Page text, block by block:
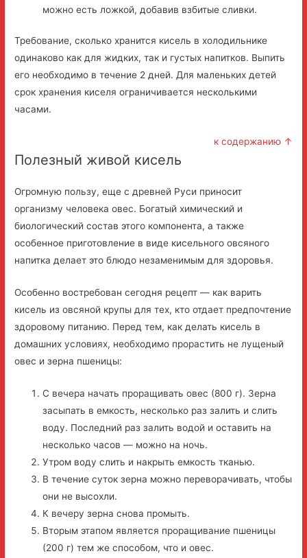
можно есть ложкой, добавив взбитые сливки.
Требование, сколько хранится кисель в холодильнике
одинаково как для жидких, так и густых напитков. Выпить
его необходимо в течение 2 дней. Для маленьких детей
срок хранения киселя ограничивается несколькими
часами.
к содержанию ↑
Полезный живой кисель
Огромную пользу, еще с древней Руси приносит
организму человека овес. Богатый химический и
биологический состав этого компонента, а также
особенное приготовление в виде кисельного овсяного
напитка делает это блюдо незаменимым для здоровья.
Особенно востребован сегодня рецепт — как варить
кисель из овсяной крупы для тех, кто отдает предпочтение
здоровому питанию. Перед тем, как делать кисель в
домашних условиях, необходимо прорастить не лущеный
овес и зерна пшеницы:
С вечера начать проращивать овес (800 г). Зерна
засыпать в емкость, несколько раз залить и слить
воду. Последний раз залить водой и оставить на
несколько часов — можно на ночь.
Утром воду слить и накрыть емкость тканью.
В течение суток зерна можно переворачивать, чтобы
они не высохли.
К вечеру зерна снова промыть.
Вторым этапом является проращивание пшеницы
(200 г) тем же способом, что и овес.